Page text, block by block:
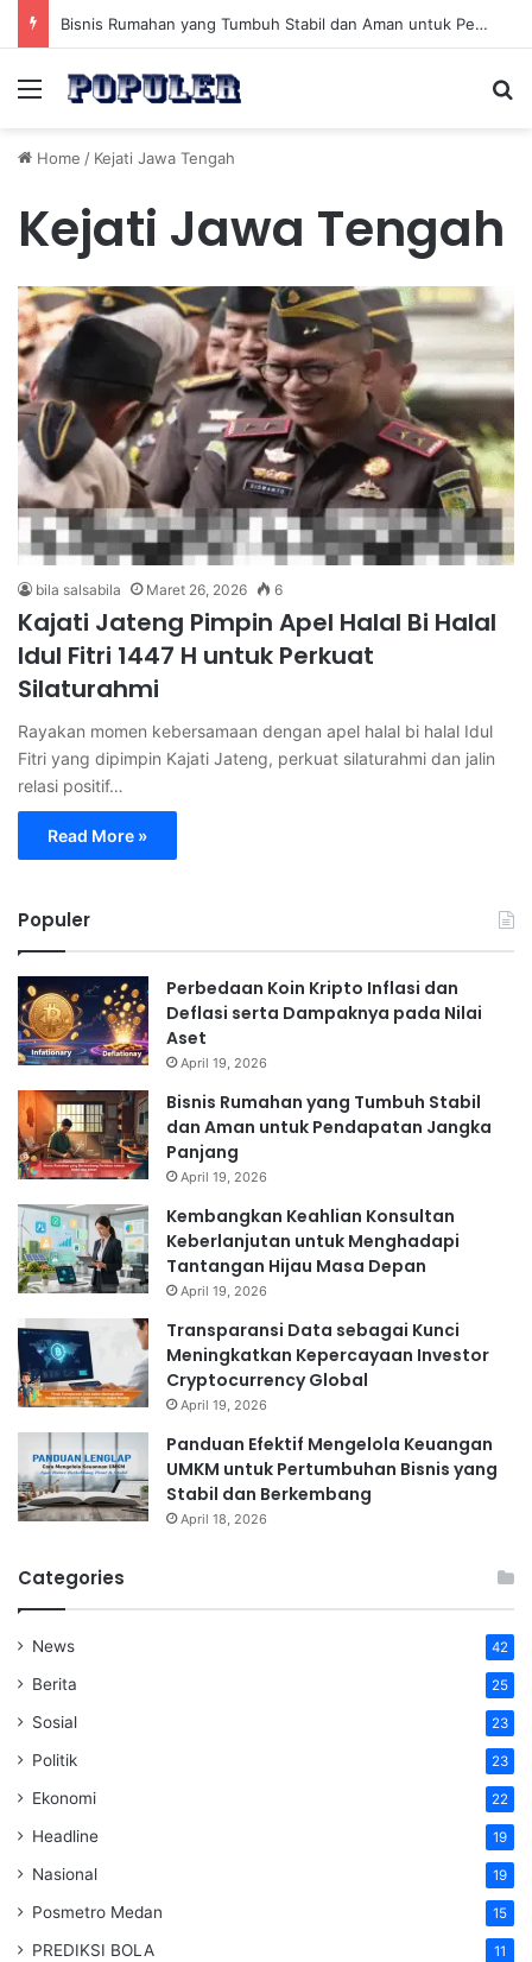
Bisnis Rumahan yang Tumbuh Stabil dan Aman untuk Pendapatan Jangka Panjang
Menu
Home / Kejati Jawa Tengah
Kejati Jawa Tengah
bila salsabila Maret 26, 2026 6
Kajati Jateng Pimpin Apel Halal Bi Halal
Idul Fitri 1447 H untuk Perkuat
Silaturahmi
Rayakan momen kebersamaan dengan apel halal bi halal Idul
Fitri yang dipimpin Kajati Jateng, perkuat silaturahmi dan jalin
relasi positif…
Read More »
Populer
Perbedaan Koin Kripto Inflasi dan
Deflasi serta Dampaknya pada Nilai
Aset
April 19, 2026
Bisnis Rumahan yang Tumbuh Stabil
dan Aman untuk Pendapatan Jangka
Panjang
April 19, 2026
Kembangkan Keahlian Konsultan
Keberlanjutan untuk Menghadapi
Tantangan Hijau Masa Depan
April 19, 2026
Transparansi Data sebagai Kunci
Meningkatkan Kepercayaan Investor
Cryptocurrency Global
April 19, 2026
Panduan Efektif Mengelola Keuangan
UMKM untuk Pertumbuhan Bisnis yang
Stabil dan Berkembang
April 18, 2026
Categories
News 42
Berita 25
Sosial 23
Politik 23
Ekonomi 22
Headline 19
Nasional 19
Posmetro Medan 15
PREDIKSI BOLA 11